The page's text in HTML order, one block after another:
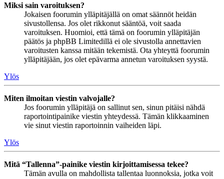
Miksi sain varoituksen?
Jokaisen foorumin ylläpitäjällä on omat säännöt heidän
sivustollensa. Jos olet rikkonut sääntöä, voit saada
varoituksen. Huomioi, että tämä on foorumin ylläpitäjän
päätös ja phpBB Limitedillä ei ole sivustolla annettavien
varoitusten kanssa mitään tekemistä. Ota yhteyttä foorumin
ylläpitäjään, jos olet epävarma annetun varoituksen syystä.
Ylös
Miten ilmoitan viestin valvojalle?
Jos foorumin ylläpitäjä on sallinut sen, sinun pitäisi nähdä
raportointipainike viestin yhteydessä. Tämän klikkaaminen
vie sinut viestin raportoinnin vaiheiden läpi.
Ylös
Mitä “Tallenna”-painike viestin kirjoittamisessa tekee?
Tämän avulla on mahdollista tallentaa luonnoksia, jotka voit